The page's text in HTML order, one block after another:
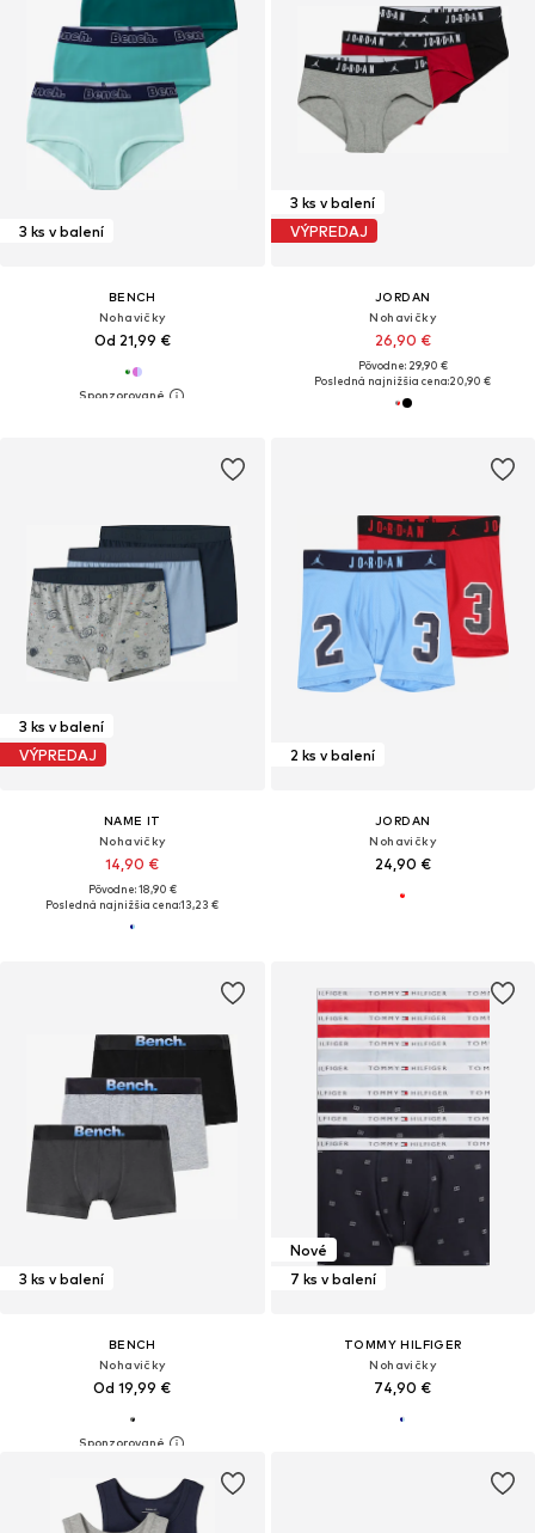
3 ks v balení
BENCH
Nohavičky
Od 21,99 €
3 ks v balení
VÝPREDAJ
JORDAN
Nohavičky
26,90 €
Pôvodne: 29,90 €
Posledná najnižšia cena:20,90 €
3 ks v balení
VÝPREDAJ
NAME IT
Nohavičky
14,90 €
Pôvodne: 18,90 €
Posledná najnižšia cena:13,23 €
2 ks v balení
JORDAN
Nohavičky
24,90 €
3 ks v balení
BENCH
Nohavičky
Od 19,99 €
Nové
7 ks v balení
TOMMY HILFIGER
Nohavičky
74,90 €